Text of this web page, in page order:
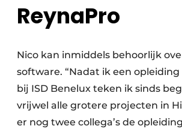
ReynaPro
Nico kan inmiddels behoorlijk
software. “Nadat ik een
bij ISD Benelux teken ik sinds
vrijwel alle grotere projecten in
er nog twee collega’s de